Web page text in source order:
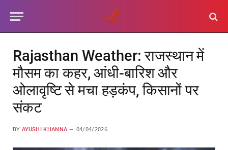
Rajasthan Weather: राजस्थान में
मौसम का कहर, आंधी-बारिश और
ओलावृष्टि से मचा हड़कंप, किसानों पर
संकट
BY AYUSHI KHANNA 04/04/2026